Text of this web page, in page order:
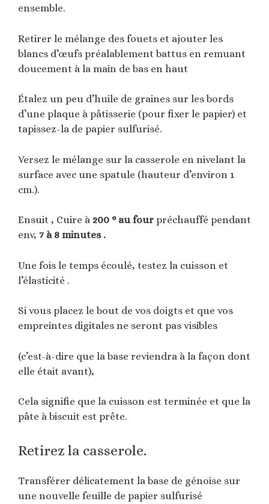
ensemble.
Retirer le mélange des fouets et ajouter les
blancs d’œufs préalablement battus en remuant
doucement à la main de bas en haut
Étalez un peu d’huile de graines sur les bords
d’une plaque à pâtisserie (pour fixer le papier) et
tapissez-la de papier sulfurisé.
Versez le mélange sur la casserole en nivelant la
surface avec une spatule (hauteur d’environ 1
cm.).
Ensuit , Cuire à 200 ° au four préchauffé pendant
env, 7 à 8 minutes .
Une fois le temps écoulé, testez la cuisson et
l’élasticité .
Si vous placez le bout de vos doigts et que vos
empreintes digitales ne seront pas visibles
(c’est-à-dire que la base reviendra à la façon dont
elle était avant),
Cela signifie que la cuisson est terminée et que la
pâte à biscuit est prête.
Retirez la casserole.
Transférer délicatement la base de génoise sur
une nouvelle feuille de papier sulfurisé